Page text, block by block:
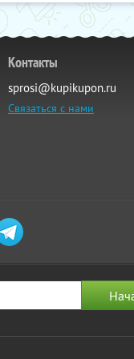
Контакты
sprosi@kupikupon.ru
Связаться с нами